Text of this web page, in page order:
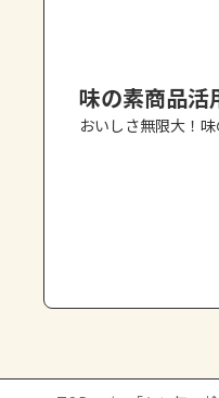
味の素商品活
おいしさ無限大！